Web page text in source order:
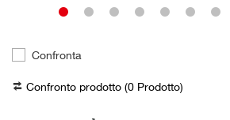
Confronta
Confronto prodotto (0 Prodotto)